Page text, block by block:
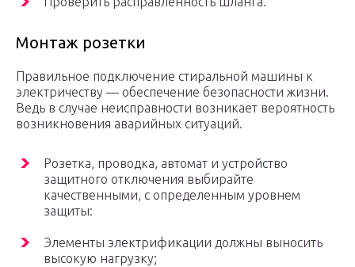
Монтаж розетки
Правильное подключение стиральной машины к
электричеству — обеспечение безопасности жизни.
Ведь в случае неисправности возникает вероятность
возникновения аварийных ситуаций.
Розетка, проводка, автомат и устройство
защитного отключения выбирайте
качественными, с определенным уровнем
защиты:
Элементы электрификации должны выносить
высокую нагрузку;